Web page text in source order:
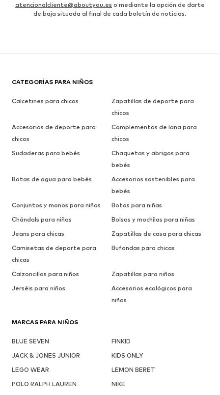
atencionalcliente@aboutyou.es o mediante la opción de darte
de baja situada al final de cada boletín de noticias.
CATEGORÍAS PARA NIÑOS
Calcetines para chicos
Zapatillas de deporte para
chicos
Accesorios de deporte para
chicos
Complementos de lana para
chicos
Sudaderas para bebés
Chaquetas y abrigos para
bebés
Botas de agua para bebés
Accesorios sostenibles para
bebés
Conjuntos y monos para niñas
Botas para niñas
Chándals para niñas
Bolsos y mochilas para niñas
Jeans para chicas
Zapatillas de casa para chicas
Camisetas de deporte para
chicas
Bufandas para chicas
Calzoncillos para niños
Zapatillas para niños
Jerséis para niños
Accesorios ecológicos para
niños
MARCAS PARA NIÑOS
BLUE SEVEN
FINKID
JACK & JONES JUNIOR
KIDS ONLY
LEGO WEAR
LEMON BERET
POLO RALPH LAUREN
NIKE